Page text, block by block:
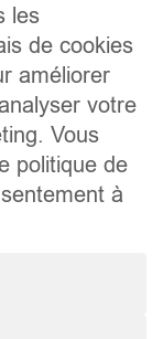
les
de cookies
améliorer
votre
Vous
politique de
à